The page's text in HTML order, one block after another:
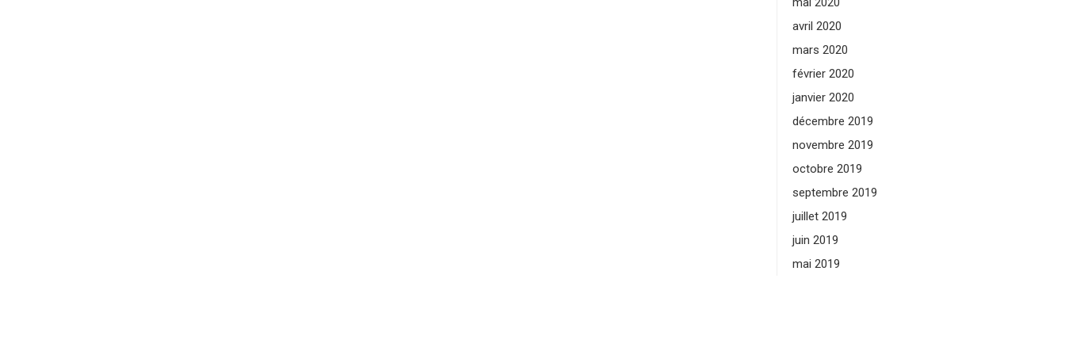
avril 2020
mars 2020
février 2020
janvier 2020
décembre 2019
novembre 2019
octobre 2019
septembre 2019
juillet 2019
juin 2019
mai 2019